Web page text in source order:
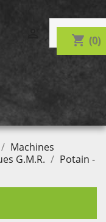
shopping_cart (0)
Machines
G.M.R.
Potain -